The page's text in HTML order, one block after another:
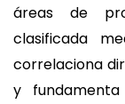
áreas de
clasificada
correlaciona
y